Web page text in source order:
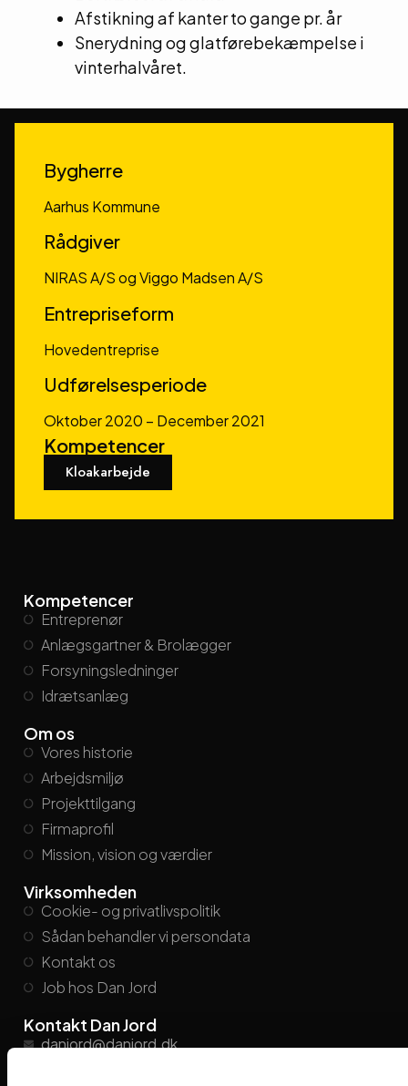
Afstikning af kanter to gange pr. år
Snerydning og glatførebekæmpelse i
vinterhalvåret.
Bygherre
Aarhus Kommune
Rådgiver
NIRAS A/S og Viggo Madsen A/S
Entrepriseform
Hovedentreprise
Udførelsesperiode
Oktober 2020 – December 2021
Kompetencer
Kloakarbejde
Kompetencer
Entreprenør
Anlægsgartner & Brolægger
Forsyningsledninger
Idrætsanlæg
Om os
Vores historie
Arbejdsmiljø
Projekttilgang
Firmaprofil
Mission, vision og værdier
Virksomheden
Cookie- og privatlivspolitik
Sådan behandler vi persondata
Kontakt os
Job hos Dan Jord
Kontakt Dan Jord
danjord@danjord.dk